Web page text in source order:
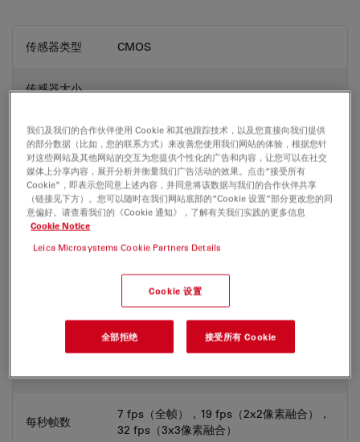
传感器类型 CMOS
传感器大小
15.86毫米
传感器规格 5472像素x3648像素，2000万像素
像素大小 2.4微米 x 2.4微米
快门模式
USB 3
机械接口
1.0x (11 541 510)光学显微镜
每秒帧数
7 fps（全帧），19 fps（2x2像素融合），
32 fps（3x3像素融合）
我们及我们的合作伙伴使用 Cookie 和其他跟踪技术，以及您直接向我们提供
的部分数据（比如，您的联系方式）来改善您使用我们网站的体验，根据您针
对这些网站及其他网站的交互为您提供个性化的广告和内容，让您可以在社交
媒体上分享内容，展开分析并衡量我们广告活动的效果。点击“接受所有
Cookie”，即表示您同意上述内容，并同意将该数据与我们的合作伙伴共享
（链接见下方）。您可以随时在我们网站底部的“Cookie 设置”部分更改您的同
意偏好。请查看我们的《Cookie 通知》，了解有关我们实践的更多信息
Cookie Notice
Leica Microsystems Cookie Partners Details
Cookie 设置
全部拒绝 接受所有 Cookie